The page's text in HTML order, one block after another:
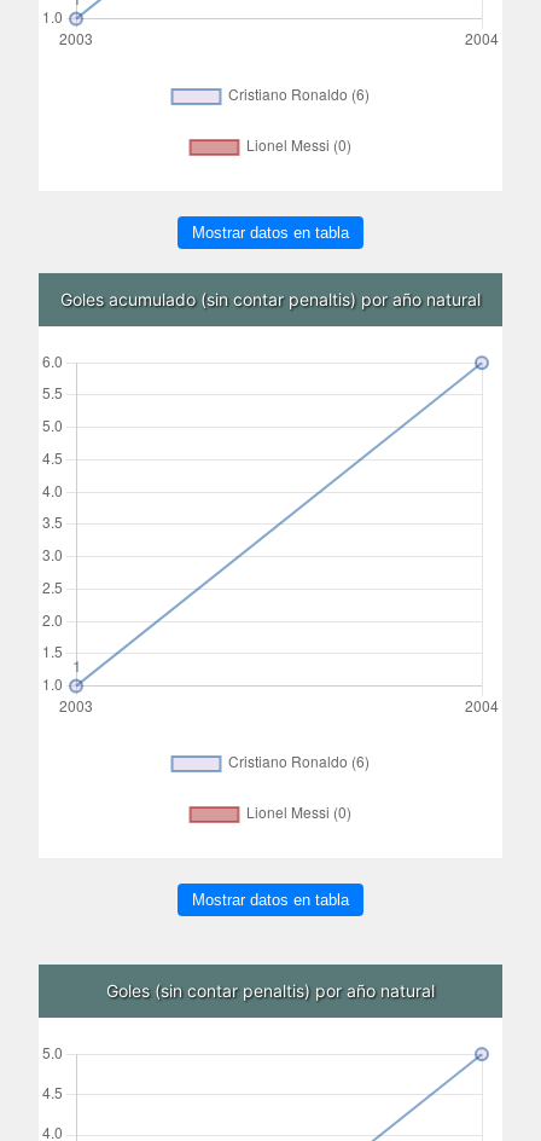
Mostrar datos en tabla
Goles acumulado (sin contar penaltis) por año natural
Mostrar datos en tabla
Goles (sin contar penaltis) por año natural